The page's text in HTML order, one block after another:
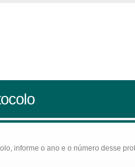
informe o ano e o número desse